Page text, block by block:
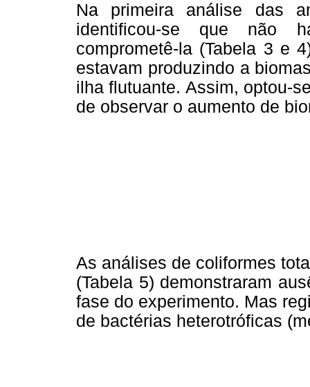
Na primeira análise das
identificou-se que não
comprometê-la (Tabela 3 e
estavam produzindo a
ilha flutuante. Assim, optou-
de observar o aumento de
As análises de coliformes
(Tabela 5) demonstraram
fase do experimento. Mas
de bactérias heterotróficas